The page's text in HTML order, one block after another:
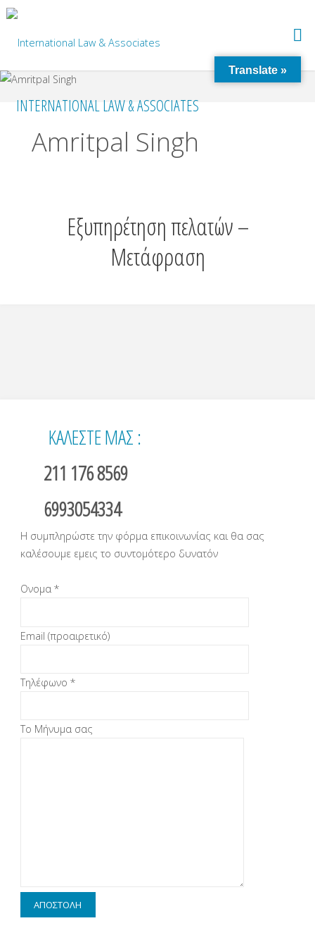
INTERNATIONAL LAW & ASSOCIATES
Amritpal Singh
Εξυπηρέτηση πελατών –
Mετάφραση
ΚΑΛΕΣΤΕ ΜΑΣ :
211 176 8569
6993054334
Η συμπληρώστε την φόρμα επικοινωνίας και θα σας
καλέσουμε εμεις το συντομότερο δυνατόν
Ονομα *
Email (προαιρετικό)
Τηλέφωνο *
Το Μήνυμα σας
Translate »